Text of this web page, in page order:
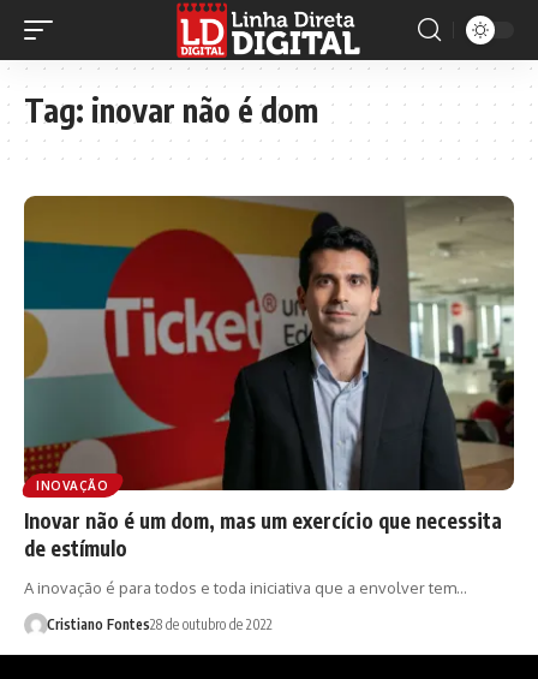
Tag: inovar não é dom
INOVAÇÃO
Inovar não é um dom, mas um exercício que necessita
de estímulo
A inovação é para todos e toda iniciativa que a envolver tem…
Cristiano Fontes28 de outubro de 2022